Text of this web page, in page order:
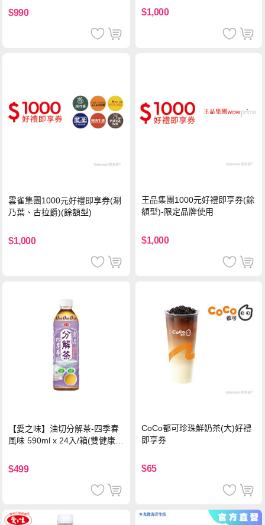
$990 $1,000
雲雀集團1000元好禮即享券(涮
乃葉、古拉爵)(餘額型)
$1,000
王品集團1000元好禮即享券(餘
額型)-限定品牌使用
$1,000
【愛之味】油切分解茶-四季春
風味 590ml x 24入/箱(雙健康認
$499
CoCo都可珍珠鮮奶茶(大)好禮
即享券
$65